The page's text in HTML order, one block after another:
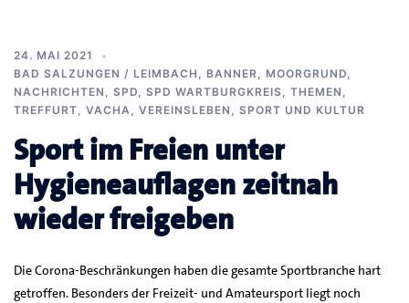
24. MAI 2021
BAD SALZUNGEN / LEIMBACH , BANNER, MOORGRUND,
NACHRICHTEN , SPD, SPD WARTBURGKREIS, THEMEN ,
TREFFURT, VACHA, VEREINSLEBEN, SPORT UND KULTUR
Sport im Freien unter
Hygieneauflagen zeitnah
wieder freigeben
Die Corona-Beschränkungen haben die gesamte Sportbranche hart
getroffen. Besonders der Freizeit- und Amateursport liegt noch